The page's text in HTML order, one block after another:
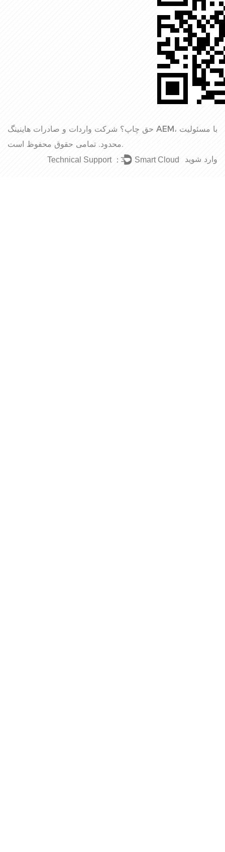
حق چاپ؟ شرکت واردات و صادرات هاینینگ AEM، با مسئولیت
محدود.تمامی حقوق محفوظ است.
وارد شوید
Technical Support ： Smart Cloud